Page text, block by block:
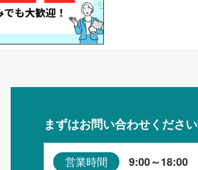
まずはお問い合わせください
営業時間 9:00～18:00